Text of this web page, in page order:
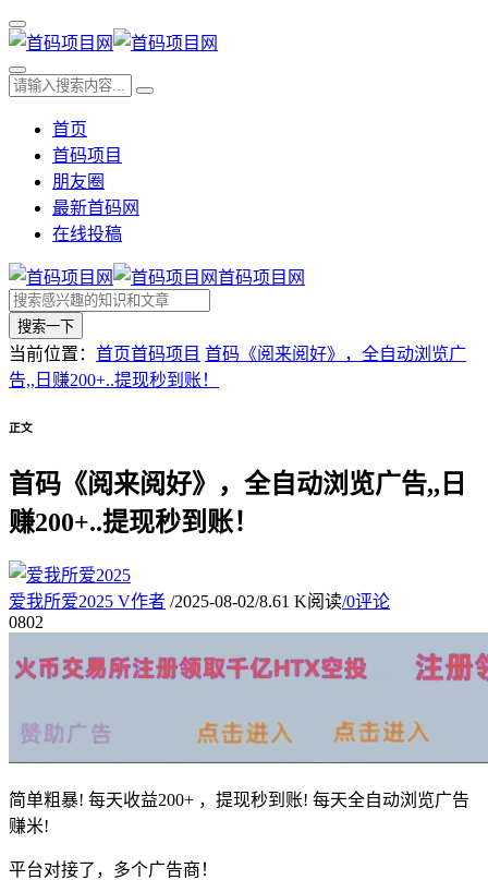
首页
首码项目
朋友圈
最新首码网
在线投稿
首码项目网
搜索一下
当前位置： 首页首码项目 首码《阅来阅好》，全自动浏览广
告,,日赚200+..提现秒到账！
正文
首码《阅来阅好》，全自动浏览广告,,日
赚200+..提现秒到账！
爱我所爱2025 V作者 /2025-08-02/8.61 K阅读/0评论
0802
简单粗暴! 每天收益200+ ，提现秒到账! 每天全自动浏览广告
赚米!
平台对接了，多个广告商！